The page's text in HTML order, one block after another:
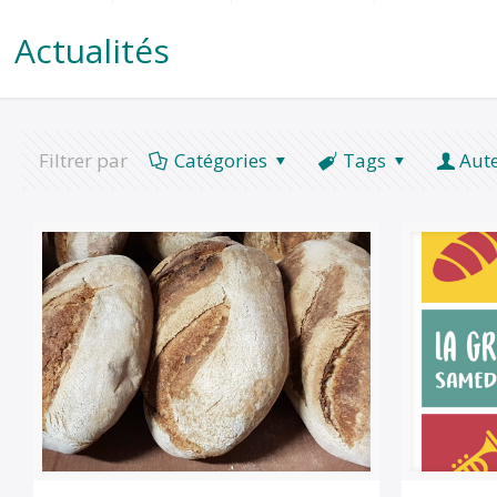
Actualités
Filtrer par Catégories Tags